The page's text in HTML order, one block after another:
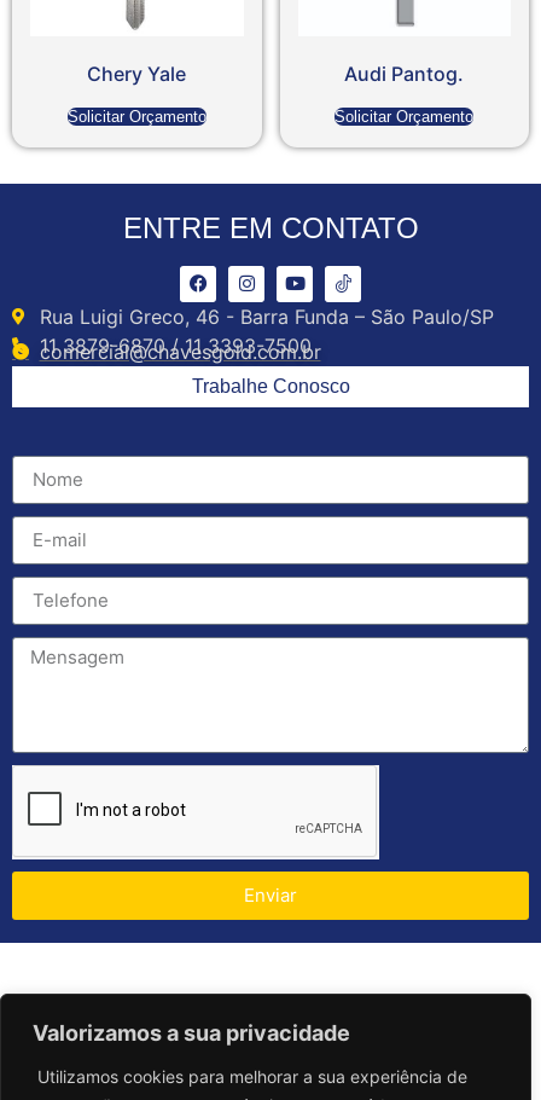
Valorizamos a sua privacidade
Utilizamos cookies para melhorar a sua experiência de
Chery Yale
Solicitar Orçamento
Audi Pantog.
Solicitar Orçamento
ENTRE EM CONTATO
Rua Luigi Greco, 46 - Barra Funda – São Paulo/SP
11 3879-6870 / 11 3393-7500
comercial@chavesgold.com.br
Trabalhe Conosco
Enviar